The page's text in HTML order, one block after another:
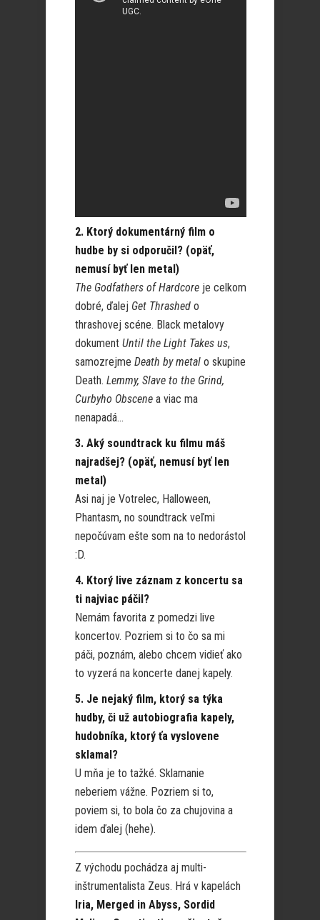
2. Ktorý dokumentárný film o
hudbe by si odporučil? (opäť,
nemusí byť len metal)
The Godfathers of Hardcore je celkom
dobré, ďalej Get Thrashed o
thrashovej scéne. Black metalovy
dokument Until the Light Takes us,
samozrejme Death by metal o skupine
Death. Lemmy, Slave to the Grind,
Curbyho Obscene a viac ma
nenapadá…
3. Aký soundtrack ku filmu máš
najradšej? (opäť, nemusí byť len
metal)
Asi naj je Votrelec, Halloween,
Phantasm, no soundtrack veľmi
nepočúvam ešte som na to nedorástol
:D.
4. Ktorý live záznam z koncertu sa
ti najviac páčil?
Nemám favorita z pomedzi live
koncertov. Pozriem si to čo sa mi
páči, poznám, alebo chcem vidieť ako
to vyzerá na koncerte danej kapely.
5. Je nejaký film, ktorý sa týka
hudby, či už autobiografia kapely,
hudobníka, ktorý ťa vyslovene
sklamal?
U mňa je to tažké. Sklamanie
neberiem vážne. Pozriem si to,
poviem si, to bola čo za chujovina a
idem ďalej (hehe).
Z východu pochádza aj multi-
inštrumentalista Zeus. Hrá v kapelách
Iria, Merged in Abyss, Sordid